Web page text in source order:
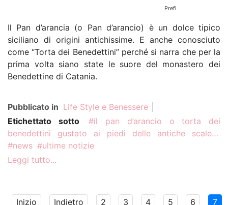
Prefi
Il Pan d’arancia (o Pan d’arancio) è un dolce tipico
siciliano di origini antichissime. E anche conosciuto
come “Torta dei Benedettini” perché si narra che per la
prima volta siano state le suore del monastero dei
Benedettine di Catania.
Pubblicato in Life Style e Benessere
Etichettato sotto
il pan d’arancio o torta dei
benedettini gustato ai piedi delle antiche scale…
news
ultime notizie
Leggi tutto...
Inizio Indietro 2 3 4 5 6 7
30
LUG
Quando la tecnologia
insegna, chi plasma
la mente?
Dr. Sethi K.C. Nel corso del
primo quarto del XXI secolo si è
verificata una straordinaria...
29
Sulla Piattaforma
Streeen, 'Dan Fante
An American Writer'
diretto da Flavio
partecipato a decine di festival